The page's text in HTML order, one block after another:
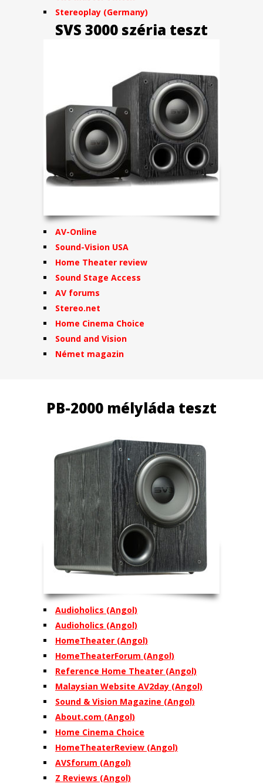
Stereoplay (Germany)
SVS 3000 széria teszt
AV-Online
Sound-Vision USA
Home Theater review
Sound Stage Access
AV forums
Stereo.net
Home Cinema Choice
Sound and Vision
Német magazin
PB-2000 mélyláda teszt
Audioholics (Angol)
Audioholics (Angol)
HomeTheater (Angol)
HomeTheaterForum (Angol)
Reference Home Theater (Angol)
Malaysian Website AV2day (Angol)
Sound & Vision Magazine (Angol)
About.com (Angol)
Home Cinema Choice
HomeTheaterReview (Angol)
AVSforum (Angol)
Z Reviews (Angol)